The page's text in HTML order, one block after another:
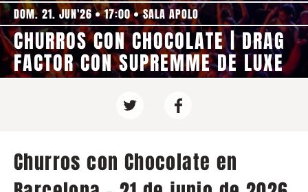
DOM. 21. JUN'26 17:00 SALA APOLO
CHURROS CON CHOCOLATE | DRAG
FACTOR CON SUPREMME DE LUXE
Churros con Chocolate en